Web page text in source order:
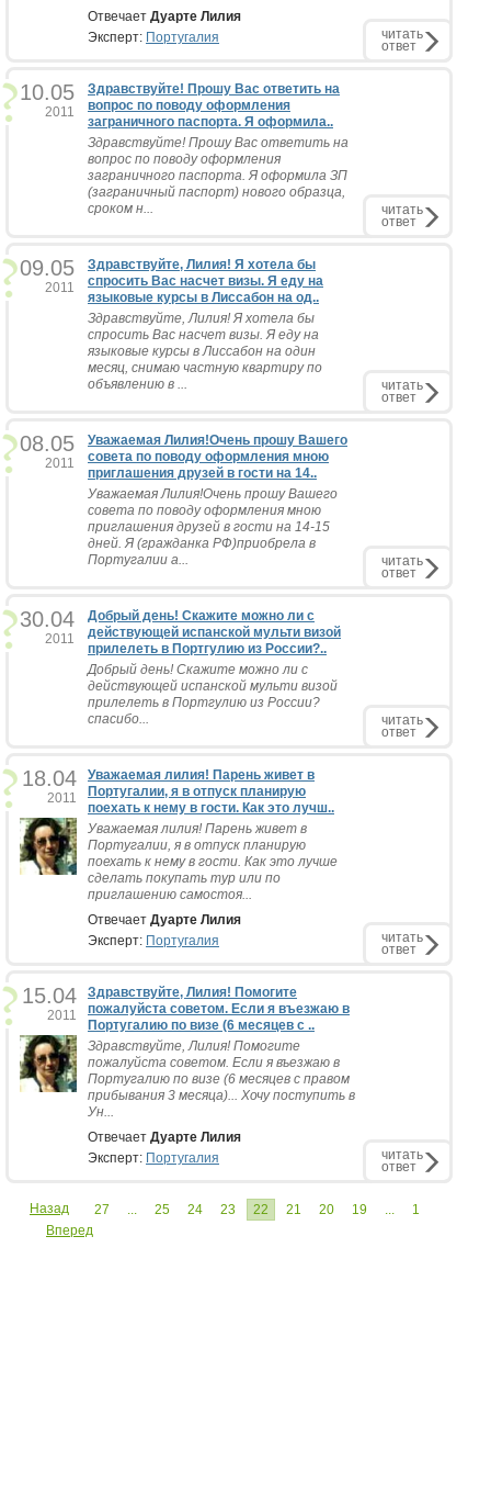
Отвечает Дуарте Лилия
Эксперт: Португалия читать
ответ
10.05
2011
Здравствуйте! Прошу Вас ответить на
вопрос по поводу оформления
заграничного паспорта. Я оформила..
Здравствуйте! Прошу Вас ответить на
вопрос по поводу оформления
заграничного паспорта. Я оформила ЗП
(заграничный паспорт) нового образца,
сроком н...
читать
ответ
09.05
2011
Здравствуйте, Лилия! Я хотела бы
спросить Вас насчет визы. Я еду на
языковые курсы в Лиссабон на од..
Здравствуйте, Лилия! Я хотела бы
спросить Вас насчет визы. Я еду на
языковые курсы в Лиссабон на один
месяц, снимаю частную квартиру по
объявлению в ...
читать
ответ
08.05
2011
Уважаемая Лилия!Очень прошу Вашего
совета по поводу оформления мною
приглашения друзей в гости на 14..
Уважаемая Лилия!Очень прошу Вашего
совета по поводу оформления мною
приглашения друзей в гости на 14-15
дней. Я (гражданка РФ)приобрела в
Португалии а...
читать
ответ
30.04
2011
Добрый день! Скажите можно ли с
действующей испанской мульти визой
прилелеть в Портгулию из России?..
Добрый день! Скажите можно ли с
действующей испанской мульти визой
прилелеть в Портгулию из России?
спасибо...
читать
ответ
18.04
2011
Уважаемая лилия! Парень живет в
Португалии, я в отпуск планирую
поехать к нему в гости. Как это лучш..
Уважаемая лилия! Парень живет в
Португалии, я в отпуск планирую
поехать к нему в гости. Как это лучше
сделать покупать тур или по
приглашению самостоя...
Отвечает Дуарте Лилия
Эксперт: Португалия читать
ответ
15.04
2011
Здравствуйте, Лилия! Помогите
пожалуйста советом. Если я въезжаю в
Португалию по визе (6 месяцев с ..
Здравствуйте, Лилия! Помогите
пожалуйста советом. Если я въезжаю в
Португалию по визе (6 месяцев с правом
прибывания 3 месяца)... Хочу поступить в
Ун...
Отвечает Дуарте Лилия
Эксперт: Португалия читать
ответ
Назад 27 ... 25 24 23 22 21 20 19 ...
1
Вперед